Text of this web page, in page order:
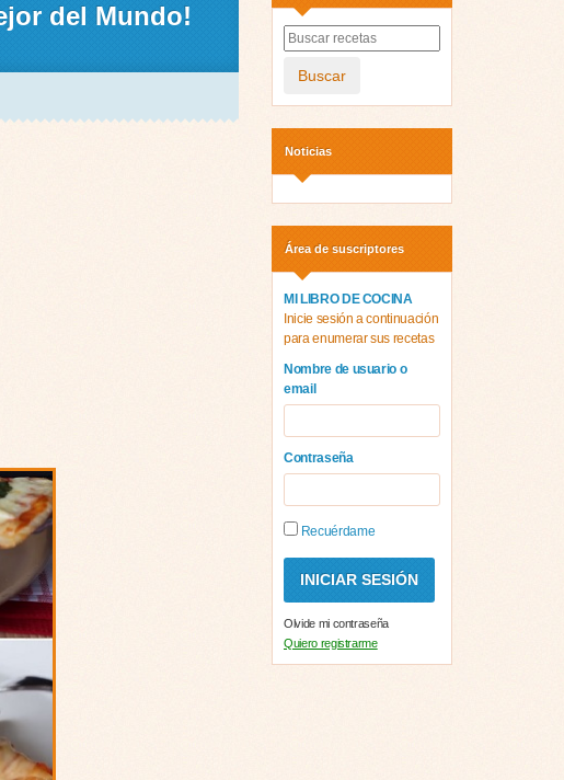
del Mundo!
Buscar
Noticias
Área de suscriptores
MI LIBRO DE COCINA
Inicie sesión a continuación
para enumerar sus recetas
Nombre de usuario o
email
Contraseña
Recuérdame
Olvide mi contraseña
Quiero registrarme